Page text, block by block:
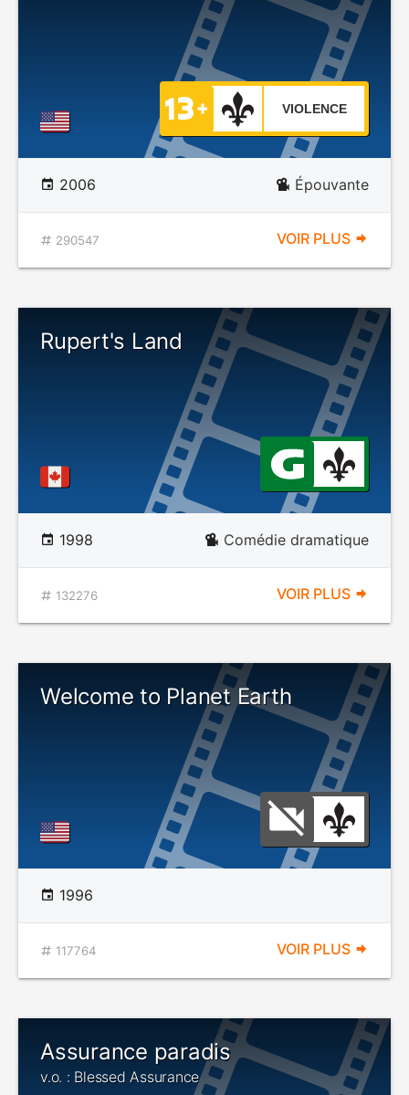
VIOLENCE
2006 Épouvante
290547 VOIR PLUS
Rupert's Land
1998 Comédie dramatique
132276 VOIR PLUS
Welcome to Planet Earth
1996
117764 VOIR PLUS
Assurance paradis
v.o. : Blessed Assurance